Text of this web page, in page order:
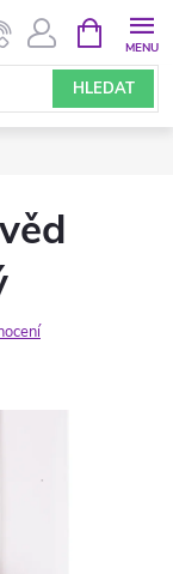
HLEDAT
NÁKUPNÍ
KOŠÍK